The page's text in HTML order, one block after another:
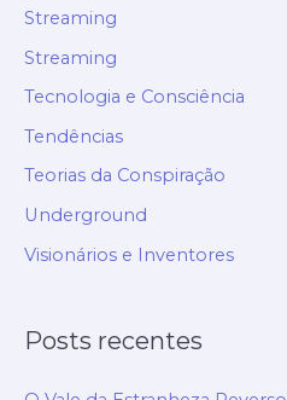
Streaming
Streaming
Tecnologia e Consciência
Tendências
Teorias da Conspiração
Underground
Visionários e Inventores
Posts recentes